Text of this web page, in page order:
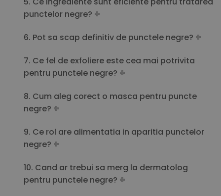
punctelor negre?
6. Pot sa scap definitiv de punctele negre?
7. Ce fel de exfoliere este cea mai potrivita
pentru punctele negre?
8. Cum aleg corect o masca pentru puncte
negre?
9. Ce rol are alimentatia in aparitia punctelor
negre?
10. Cand ar trebui sa merg la dermatolog
pentru punctele negre?